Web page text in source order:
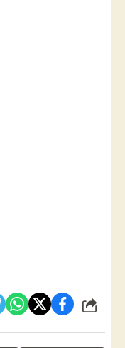
شارك